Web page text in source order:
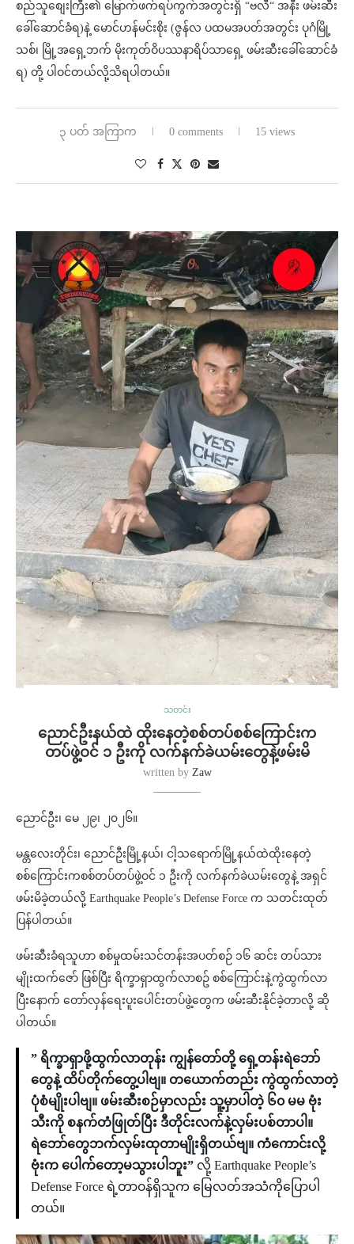
စည်သူစျေးကြီး၏ မြောက်ဖက်ရပ်ကွက်အတွင်းရှိ “ဗလီ“ အနီး ဖမ်းဆီး
ခေါ်ဆောင်ခံရ)နဲ့ မောင်ဟန်မင်းစိုး (ဇွန်လ ပထမအပတ်အတွင်း ပုဂံမြို့
သစ်၊ မြို့အရှေ့ဘက် မိုးကုတ်ဝိပဿနာရိပ်သာရှေ့ ဖမ်းဆီးခေါ်ဆောင်ခံ
ရ) တို့ ပါဝင်တယ်လို့သိရပါတယ်။
၃ ပတ် အကြာက 0 comments 15 views
သတင်း
ညောင်ဦးနယ်ထဲ ထိုးနေတဲ့စစ်တပ်စစ်ကြောင်းက
တပ်ဖွဲ့ဝင် ၁ ဦးကို လက်နက်ခဲယမ်း‌တွေနဲ့ဖမ်းမိ
written by Zaw
ညောင်ဦး၊ မေ ၂‌၉၊ ၂၀၂၆။
မန္တလေးတိုင်း၊ ညောင်ဦးမြို့နယ်၊ ငါ့သရောက်မြို့နယ်ထဲထိုးနေတဲ့
စစ်ကြောင်းကစစ်တပ်တပ်ဖွဲ့ဝင် ၁ ဦးကို လက်နက်ခဲယမ်းတွေနဲ့ အရှင်
ဖမ်းမိခဲ့တယ်လို့ Earthquake People’s Defense Force က သတင်းထုတ်
ပြန်ပါတယ်။
ဖမ်းဆီးခံရသူဟာ စစ်မှုထမ်းသင်တန်းအပတ်စဉ် ၁၆ ဆင်း တပ်သား
မျိုးထက်ဇော် ဖြစ်ပြီး ရိက္ခာရှာထွက်လာစဥ် စစ်ကြောင်းနဲ့ကွဲထွက်လာ
ပြီးနောက် တော်လှန်ရေးပူးပေါင်းတပ်ဖွဲ့တွေက ဖမ်းဆီးနိုင်ခဲ့တာလို့ ဆို
ပါတယ်။
” ရိက္ခာရှာဖို့ထွက်လာတုန်း ကျွန်တော်တို့ ရှေ့တန်း‌ရဲဘော်
တွေနဲ့ ထိပ်တိုက်တွေ့ပါဗျ။ တယောက်တည်း ကွဲထွက်လာတဲ့
ပုံစံမျိုးပါဗျ။ ဖမ်းဆီးစဉ်မှာလည်း သူ့မှာပါတဲ့ ၆၀ မမ ဗုံး
သီးကို စနက်တံဖြုတ်ပြီး ဒီတိုင်းလက်နဲ့လှမ်းပစ်တာပါ။
ရဲဘော်တွေဘက်လှမ်းထုတာမျိုးရှိတယ်ဗျ။ ကံကောင်းလို့
ဗုံးက ပေါက်တော့မသွားပါဘူး” လို့ Earthquake People’s
Defense Force ရဲ့တာ၀န်ရှိသူက မြေလတ်အသံကိုပြောပါ
တယ်။